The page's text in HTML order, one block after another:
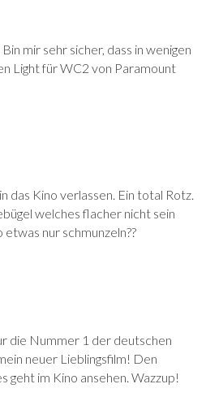
mir sehr sicher, dass in wenigen
Light für WC2 von Paramount
das Kino verlassen. Ein total Rotz.
welches flacher nicht sein
etwas nur schmunzeln??
die Nummer 1 der deutschen
neuer Lieblingsfilm! Den
geht im Kino ansehen. Wazzup!